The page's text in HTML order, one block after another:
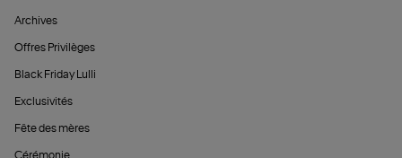
Archives
Offres Privilèges
Black Friday Lulli
Exclusivités
Fête des mères
Cérémonie